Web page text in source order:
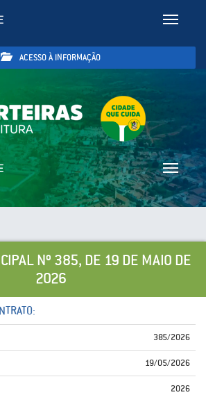
Toggle
ACESSO À INFORMAÇÃO
Toggle
Nº 385, DE 19 DE MAIO DE
2026
385/2026
19/05/2026
2026